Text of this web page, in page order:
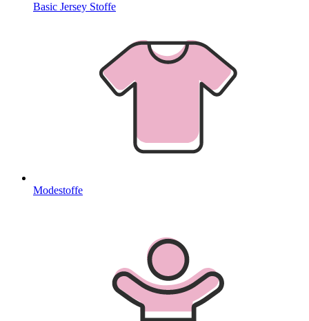
Basic Jersey Stoffe
Modestoffe